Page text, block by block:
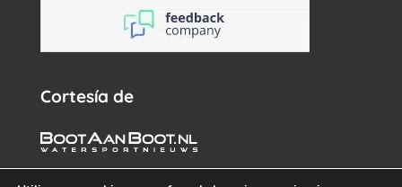
Cortesía de